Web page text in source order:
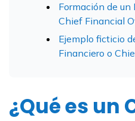
Formación de un
Chief Financial
Ejemplo ficticio
Financiero o
¿Qué es un